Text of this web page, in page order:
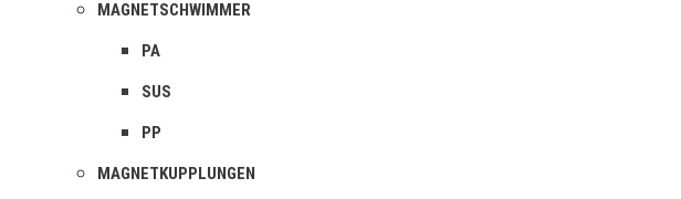
MAGNETSCHWIMMER
PA
SUS
PP
MAGNETKUPPLUNGEN